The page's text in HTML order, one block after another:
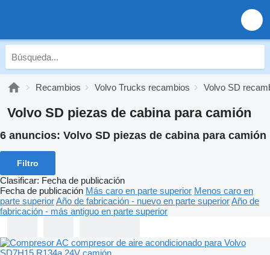
Recambios Volvo Trucks recambios Volvo SD
Volvo SD piezas de cabina para camión
6 anuncios: Volvo SD piezas de cabina para camión
Filtro
Clasificar: Fecha de publicación
Fecha de publicación Más caro en parte superior Menos caro en
parte superiorAño de fabricación - nuevo en parte superiorAño de
fabricación - más antiguo en parte superior